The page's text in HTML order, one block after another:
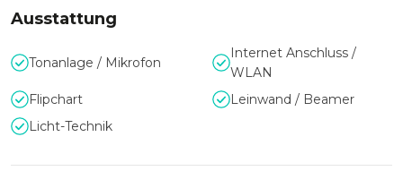
Ausstattung
Tonanlage / Mikrofon
Internet Anschluss /
WLAN
Flipchart
Leinwand / Beamer
Licht-Technik